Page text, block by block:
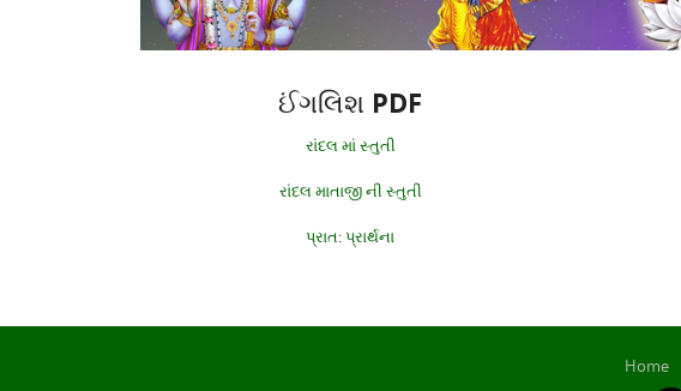
ઈંગલિશ PDF
રાંદલ માં સ્તુતી
રાંદલ માતાજી ની સ્તુતી
પ્રાત: પ્રાર્થના
Home